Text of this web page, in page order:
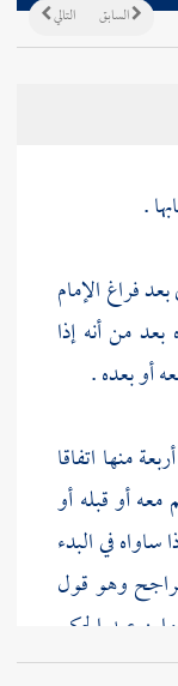
التالي السابق
.
فراغ الإمام
من أنه إذا
أو بعده .
منها اتفاقا
أو قبله أو
ساواه في البدء
وهو قول
وابن عبد الحكم
قبل الإمام